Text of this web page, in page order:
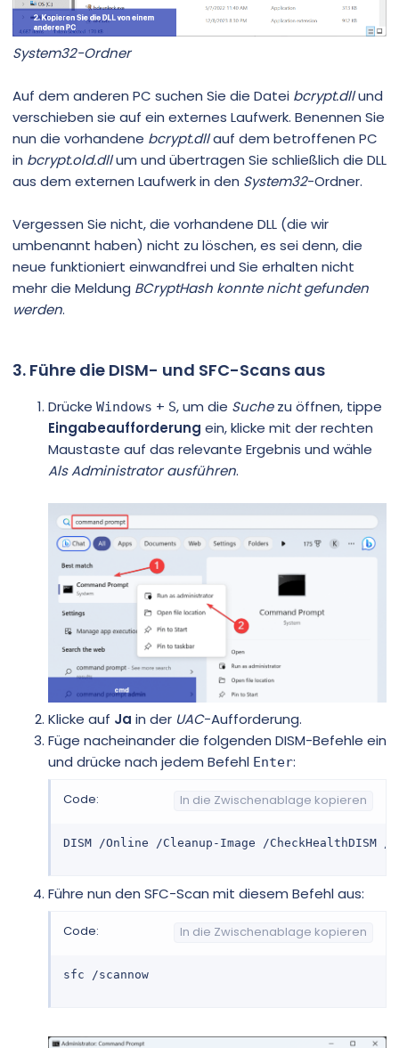
System32-Ordner
Auf dem anderen PC suchen Sie die Datei bcrypt.dllund
verschieben sie auf ein externes Laufwerk. Benennen Sie
nun die vorhandene bcrypt.dllauf dem betroffenen PC
in bcrypt.old.dllum und übertragen Sie schließlich die DLL
aus dem externen Laufwerk in den System32-Ordner.
Vergessen Sie nicht, die vorhandene DLL (die wir
umbenannt haben) nicht zu löschen, es sei denn, die
neue funktioniert einwandfrei und Sie erhalten nicht
mehr die Meldung BCryptHash konnte nicht gefunden
werden.
3. Führe die DISM- und SFC-Scans aus
Drücke Windows + S, um die Suchezu öffnen, tippe
Eingabeaufforderung ein, klicke mit der rechten
Maustaste auf das relevante Ergebnis und wähle
Als Administrator ausführen.
Klicke auf Ja in der UAC-Aufforderung.
Füge nacheinander die folgenden DISM-Befehle ein
und drücke nach jedem Befehl Enter:
Code: In die Zwischenablage kopieren
DISM /Online /Cleanup-Image /CheckHealthDISM
Führe nun den SFC-Scan mit diesem Befehl aus:
Code: In die Zwischenablage kopieren
sfc /scannow